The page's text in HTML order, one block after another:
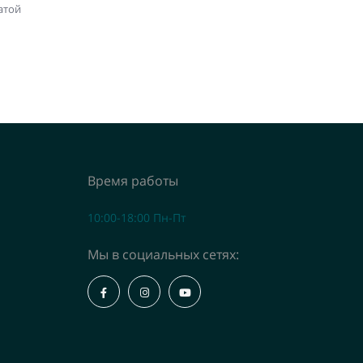
Время работы
10:00-18:00 Пн-Пт
Мы в социальных сетях: